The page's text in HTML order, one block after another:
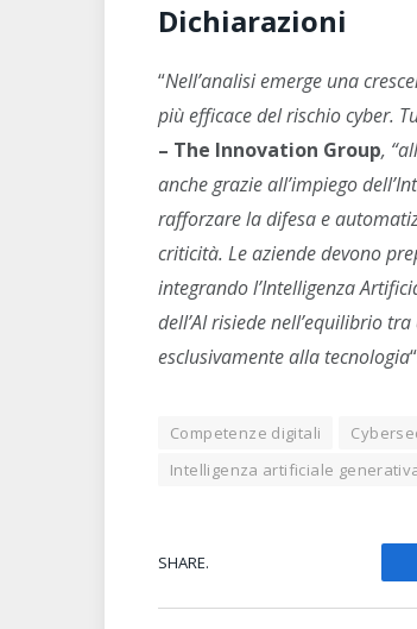
Dichiarazioni
“Nell’analisi emerge una
più efficace del rischio cyber.
– The Innovation Group,
anche grazie all’impiego
rafforzare la difesa e
criticità. Le aziende devono
integrando l’Intelligenza
dell’AI risiede nell’equilibrio
esclusivamente alla tecnologia
Competenze digitali
Intelligenza artificiale
SHARE.